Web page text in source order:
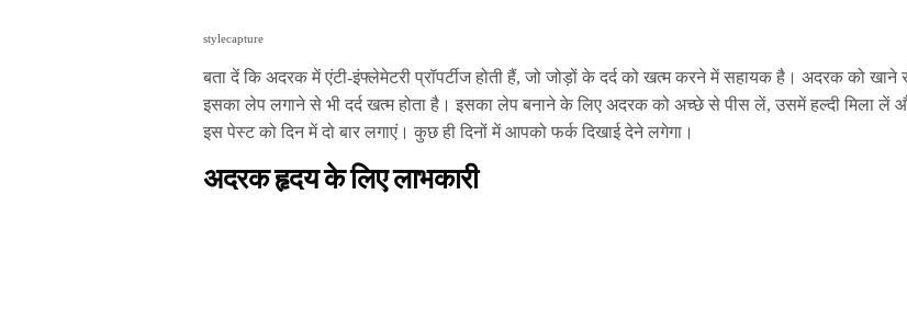
stylecapture
बता दें कि अदरक में एंटी-इंफ्लेमेटरी प्रॉपर्टीज होती हैं, जो जोड़ों के दर्द को खत्म करने में सहायक है। अदरक को खाने
इसका लेप लगाने से भी दर्द खत्म होता है। इसका लेप बनाने के लिए अदरक को अच्छे से पीस लें, उसमें हल्दी मिला लें
इस पेस्ट को दिन में दो बार लगाएं। कुछ ही दिनों में आपको फर्क दिखाई देने लगेगा।
अदरक हृदय के लिए लाभकारी